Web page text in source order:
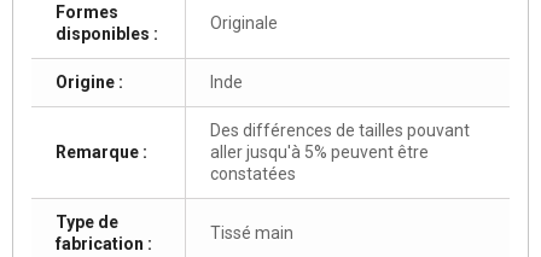
Formes
disponibles :
Originale
Origine : Inde
Remarque :
Des différences de tailles pouvant
aller jusqu'à 5% peuvent être
constatées
Type de
fabrication :
Tissé main